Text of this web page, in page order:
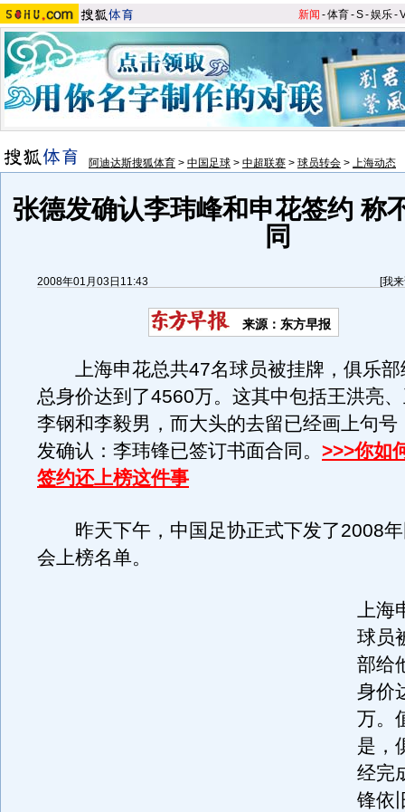
新闻 -体育-S-娱乐-
阿迪达斯搜狐体育 > 中国足球 > 中超联赛 > 球员转会 > 上海动态
张德发确认李玮峰和申花签约 称
同
2008年01月03日11:43 [我
来源：东方早报
上海申花总共47名球员被挂牌，俱乐部
总身价达到了4560万。这其中包括王洪亮
李钢和李毅男，而大头的去留已经画上句号
发确认：李玮锋已签订书面合同。 >>>你如
签约还上榜这件事
昨天下午，中国足协正式下发了2008年
会上榜名单。
上海
球员
部给
身价
万。
是，
经完
锋依